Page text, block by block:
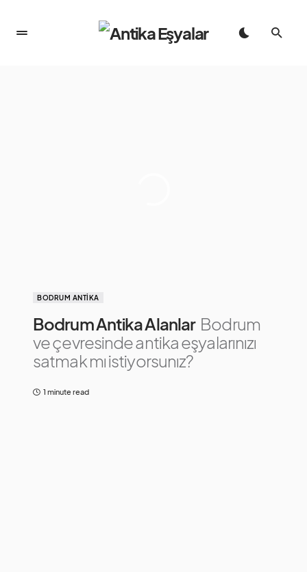
BODRUM ANTIKA
Bodrum Antika Alanlar Bodrum
ve çevresinde antika eşyalarınızı
satmak mı istiyorsunız?
1 minute read